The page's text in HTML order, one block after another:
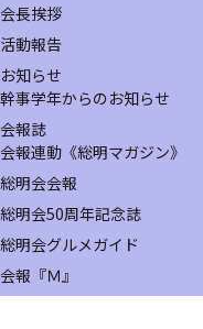
会長挨拶
活動報告
お知らせ
幹事学年からのお知らせ
会報誌
会報連動《総明マガジン》
総明会会報
総明会50周年記念誌
総明会グルメガイド
会報『Ｍ』